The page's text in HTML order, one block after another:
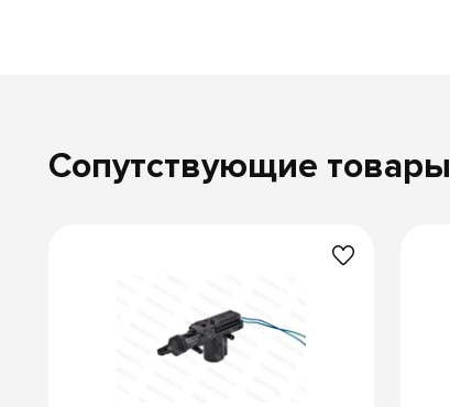
Сопутствующие товары